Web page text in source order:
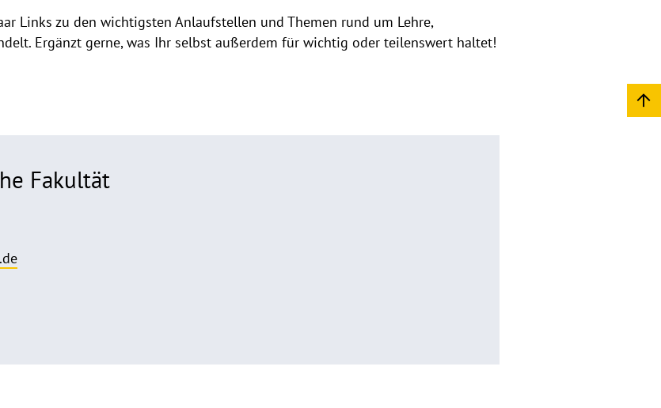
Links zu den wichtigsten Anlaufstellen und Themen rund um Lehre,
Ergänzt gerne, was Ihr selbst außerdem für wichtig oder teilenswert haltet!
Fakultät